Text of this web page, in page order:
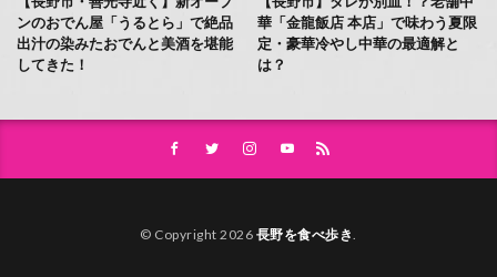
ンのおでん屋「うるとら」で絶品
出汁の染みたおでんと美酒を堪能
してきた！
華「金龍飯店 本店」で味わう夏限
定・豪華冷やし中華の最適解と
は？
© Copyright 2026 長野を食べ歩き.